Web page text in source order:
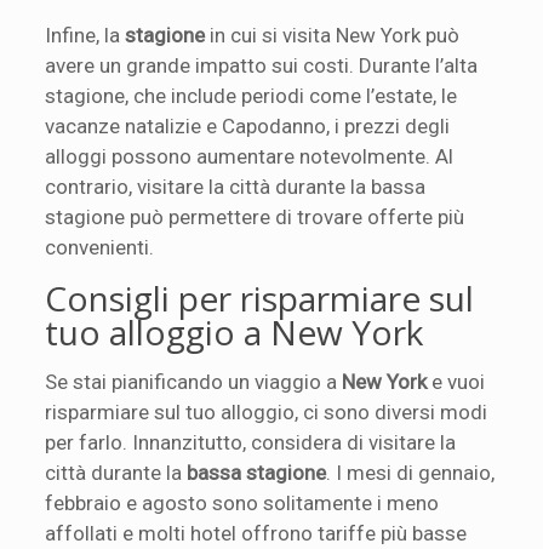
Infine, lastagionein cui si visita New York può
avere un grande impatto sui costi. Durante l’alta
stagione, che include periodi come l’estate, le
vacanze natalizie e Capodanno, i prezzi degli
alloggi possono aumentare notevolmente. Al
contrario, visitare la città durante la bassa
stagione può permettere di trovare offerte più
convenienti.
Consigli per risparmiare sul
tuo alloggio a New York
Se stai pianificando un viaggio a New Yorke vuoi
risparmiare sul tuo alloggio, ci sono diversi modi
per farlo. Innanzitutto, considera di visitare la
città durante la bassa stagione. I mesi di gennaio,
febbraio e agosto sono solitamente i meno
affollati e molti hotel offrono tariffe più basse